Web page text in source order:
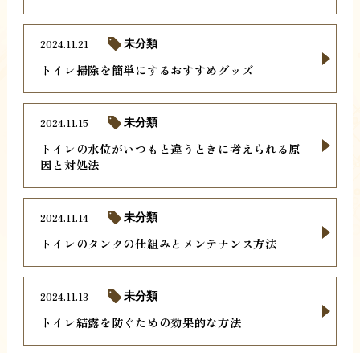
トイレ掃除を簡単にするおすすめグッズ
2024.11.21 未分類
トイレの水位がいつもと違うときに考えられる原
因と対処法
2024.11.15 未分類
トイレのタンクの仕組みとメンテナンス方法
2024.11.14 未分類
トイレ結露を防ぐための効果的な方法
2024.11.13 未分類